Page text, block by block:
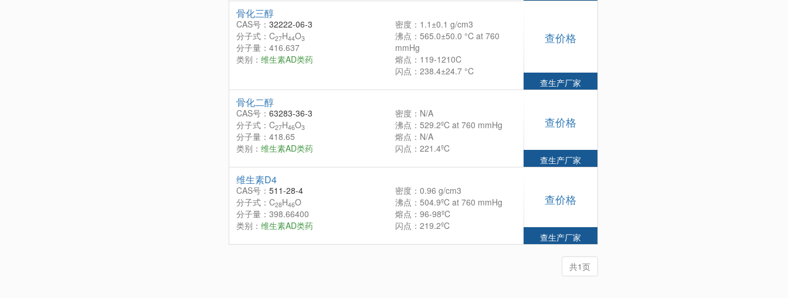
骨化三醇
CAS号： 32222-06-3
分子式：C27H44O3
分子量：416.637
类别： 维生素AD类药
密度：1.1±0.1 g/cm3
沸点：565.0±50.0 °C at 760
mmHg
熔点：119-1210C
闪点：238.4±24.7 °C
查价格
查生产厂家
骨化二醇
CAS号： 63283-36-3
分子式：C27H46O3
分子量：418.65
类别： 维生素AD类药
密度：N/A
沸点：529.2ºC at 760 mmHg
熔点：N/A
闪点：221.4ºC
查价格
查生产厂家
维生素D4
CAS号： 511-28-4
分子式：C28H46O
分子量：398.66400
类别： 维生素AD类药
密度：0.96 g/cm3
沸点：504.9ºC at 760 mmHg
熔点：96-98ºC
闪点：219.2ºC
查价格
查生产厂家
共1页